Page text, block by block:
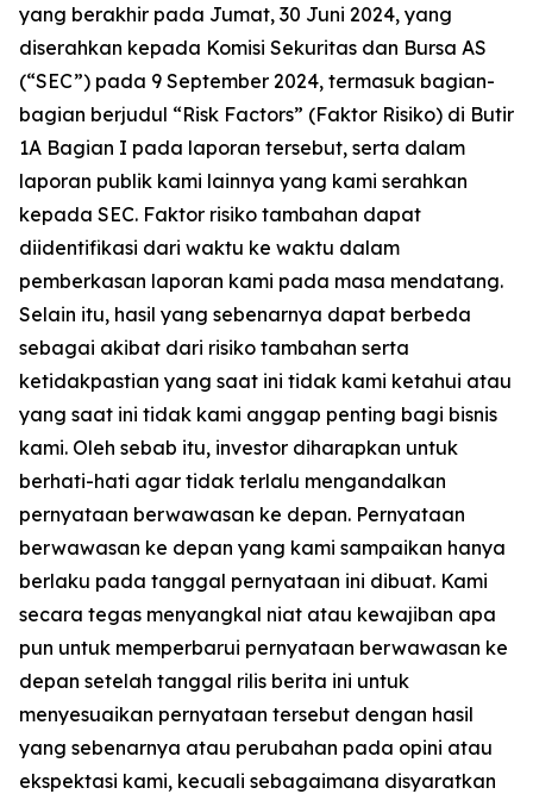
yang berakhir pada Jumat, 30 Juni 2024, yang
diserahkan kepada Komisi Sekuritas dan Bursa AS
(“SEC”) pada 9 September 2024, termasuk bagian-
bagian berjudul “Risk Factors” (Faktor Risiko) di Butir
1A Bagian I pada laporan tersebut, serta dalam
laporan publik kami lainnya yang kami serahkan
kepada SEC. Faktor risiko tambahan dapat
diidentifikasi dari waktu ke waktu dalam
pemberkasan laporan kami pada masa mendatang.
Selain itu, hasil yang sebenarnya dapat berbeda
sebagai akibat dari risiko tambahan serta
ketidakpastian yang saat ini tidak kami ketahui atau
yang saat ini tidak kami anggap penting bagi bisnis
kami. Oleh sebab itu, investor diharapkan untuk
berhati-hati agar tidak terlalu mengandalkan
pernyataan berwawasan ke depan. Pernyataan
berwawasan ke depan yang kami sampaikan hanya
berlaku pada tanggal pernyataan ini dibuat. Kami
secara tegas menyangkal niat atau kewajiban apa
pun untuk memperbarui pernyataan berwawasan ke
depan setelah tanggal rilis berita ini untuk
menyesuaikan pernyataan tersebut dengan hasil
yang sebenarnya atau perubahan pada opini atau
ekspektasi kami, kecuali sebagaimana disyaratkan